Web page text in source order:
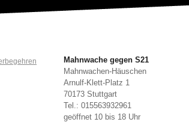
Mahnwache gegen S21
Mahnwachen-Häuschen
Arnulf-Klett-Platz 1
70173 Stuttgart
Tel.: 015563932961
geöffnet 10 bis 18 Uhr